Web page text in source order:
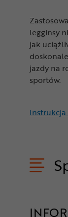
legginsy
jak
jazdy na
sportów.